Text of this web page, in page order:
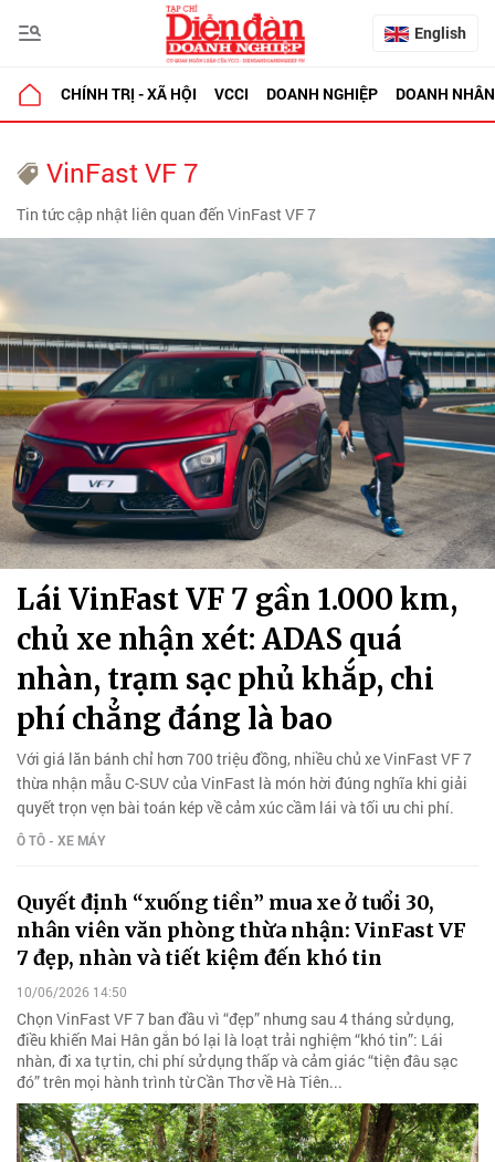
English
CHÍNH TRỊ - XÃ HỘI VCCI DOANH NGHIỆP DOANH NHÂN
VinFast VF 7
Tin tức cập nhật liên quan đến VinFast VF 7
Lái VinFast VF 7 gần 1.000 km,
chủ xe nhận xét: ADAS quá
nhàn, trạm sạc phủ khắp, chi
phí chẳng đáng là bao
Với giá lăn bánh chỉ hơn 700 triệu đồng, nhiều chủ xe VinFast VF 7
thừa nhận mẫu C-SUV của VinFast là món hời đúng nghĩa khi giải
quyết trọn vẹn bài toán kép về cảm xúc cầm lái và tối ưu chi phí.
Ô TÔ - XE MÁY
Quyết định “xuống tiền” mua xe ở tuổi 30,
nhân viên văn phòng thừa nhận: VinFast VF
7 đẹp, nhàn và tiết kiệm đến khó tin
10/06/2026 14:50
Chọn VinFast VF 7 ban đầu vì “đẹp” nhưng sau 4 tháng sử dụng,
điều khiến Mai Hân gắn bó lại là loạt trải nghiệm “khó tin”: Lái
nhàn, đi xa tự tin, chi phí sử dụng thấp và cảm giác “tiện đâu sạc
đó” trên mọi hành trình từ Cần Thơ về Hà Tiên...